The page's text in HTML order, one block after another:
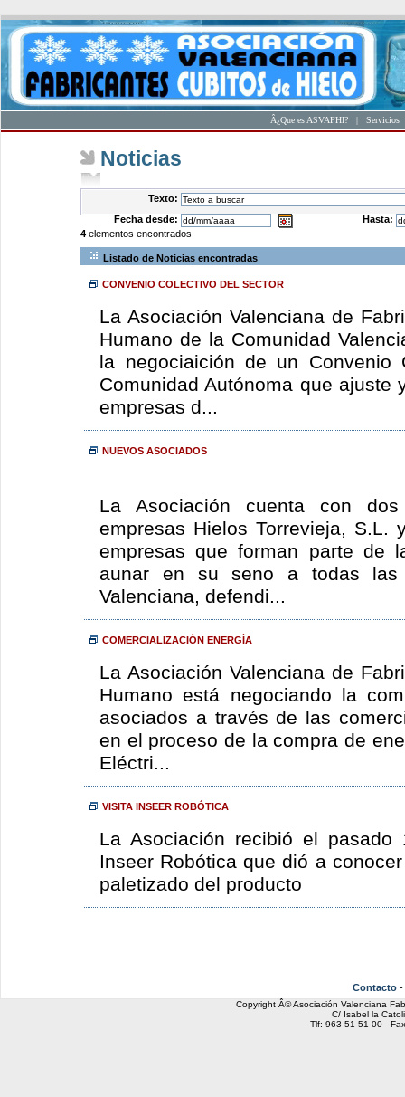
Â¿Que es ASVAFHI? | Servicios
Noticias
Texto:
Fecha desde:
Hasta:
4 elementos encontrados
Listado de Noticias encontradas
CONVENIO COLECTIVO DEL SECTOR
La Asociación Valenciana de
Humano de la Comunidad
la negociaición de un
Comunidad Autónoma que
empresas d...
NUEVOS ASOCIADOS
La Asociación cuenta con
empresas Hielos Torrevieja,
empresas que forman parte de
aunar en su seno a todas las
Valenciana, defendi...
COMERCIALIZACIÓN ENERGÍA
La Asociación Valenciana de
Humano está negociando la
asociados a través de las
en el proceso de la compra de
Eléctri...
VISITA INSEER ROBÓTICA
La Asociación recibió el
Inseer Robótica que dió a
paletizado del producto
Contacto -
Copyright Â© Asociación Valenciana
C/ Isabel la
Tlf: 963 51 51 00 -